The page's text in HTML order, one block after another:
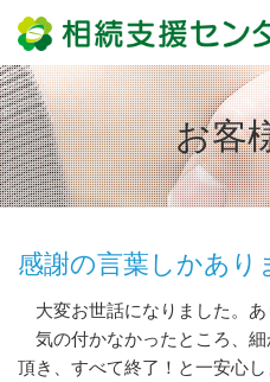
お客
感謝の言葉しかあ
大変お世話になりました。あ
気の付かなかったところ、
頂き、すべて終了！と一安心し